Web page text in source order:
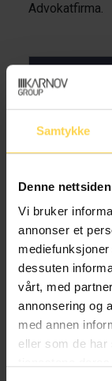
Samtykke
Denne
Vi bruker
annonser et
dessuten
vårt, med
annonsering og
med annen
eller som de har
Advokatfirma.